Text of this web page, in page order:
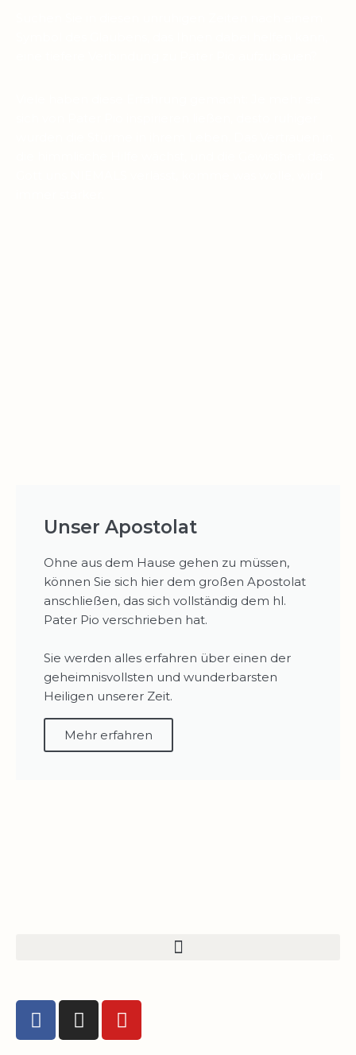
Unser Apostolat
Ohne aus dem Hause gehen zu müssen,
können Sie sich hier dem großen Apostolat
anschließen, das sich vollständig dem hl.
Pater Pio verschrieben hat.
Sie werden alles erfahren über einen der
geheimnisvollsten und wunderbarsten
Heiligen unserer Zeit.
Mehr erfahren